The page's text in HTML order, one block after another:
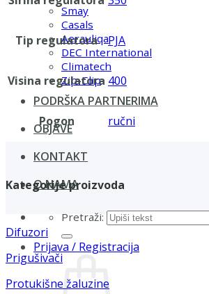
Smay
Casals
Aerauliqa
DEC International
Climatech
Zip-Clip
PODRŠKA PARTNERIMA
OBJAVE
KONTAKT
O NAMA
Pretraži:
Prijava / Registracija
Tip regulatora PJA
Visina regulatora 400
Pogon ručni
Kategorije proizvoda
Difuzori
Prigušivači
Protukišne žaluzine